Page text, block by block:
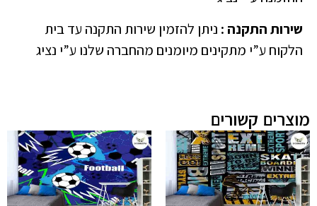
שירות התקנה : ניתן להזמין שירות התקנה עד בית
הלקוח ע”י מתקינים מיומנים מהחברה שלנו ע”י נציג
מוצרים קשורים